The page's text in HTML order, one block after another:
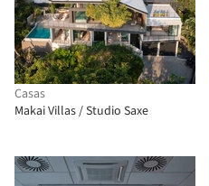
Casas
Makai Villas / Studio Saxe